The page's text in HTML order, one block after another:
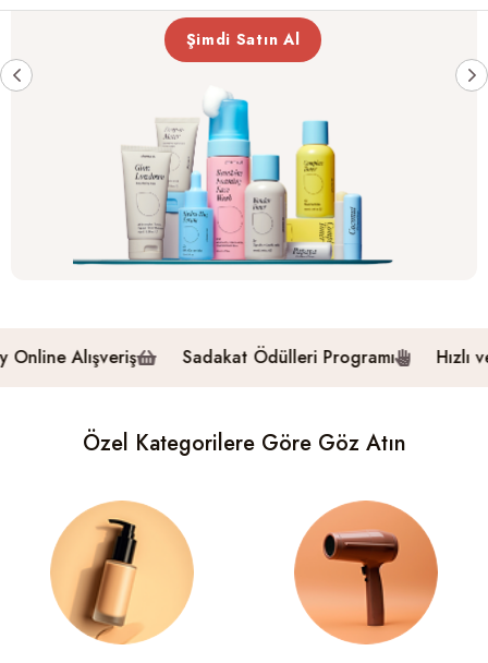
Şimdi Satın Al
Sadakat Ödülleri Programı Hızlı ve
Özel Kategorilere Göre Göz Atın